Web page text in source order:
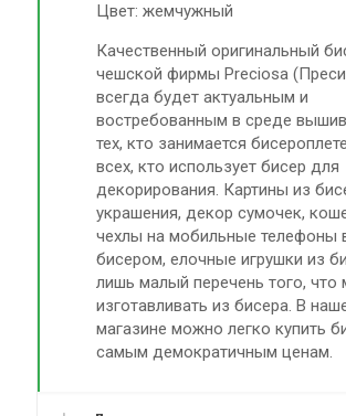
Цвет: жемчужный
Качественный оригинальный
чешской фирмы Preciosa
всегда будет актуальным и
востребованным в среде
тех, кто занимается
всех, кто использует бисер для
декорирования. Картины из
украшения, декор сумочек,
чехлы на мобильные телефоны
бисером, елочные игрушки из
лишь малый перечень того, что
изготавливать из бисера. В
магазине можно легко купить
самым демократичным ценам.